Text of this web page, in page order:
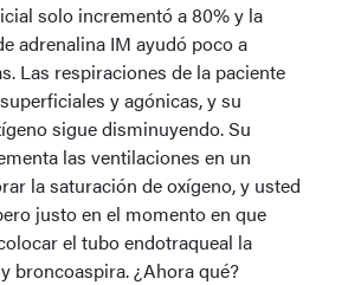
solo incrementó a 80% y la
adrenalina IM ayudó poco a
Las respiraciones de la paciente
y agónicas, y su
sigue disminuyendo. Su
las ventilaciones en un
la saturación de oxígeno, y usted
justo en el momento en que
el tubo endotraqueal la
broncoaspira. ¿Ahora qué?